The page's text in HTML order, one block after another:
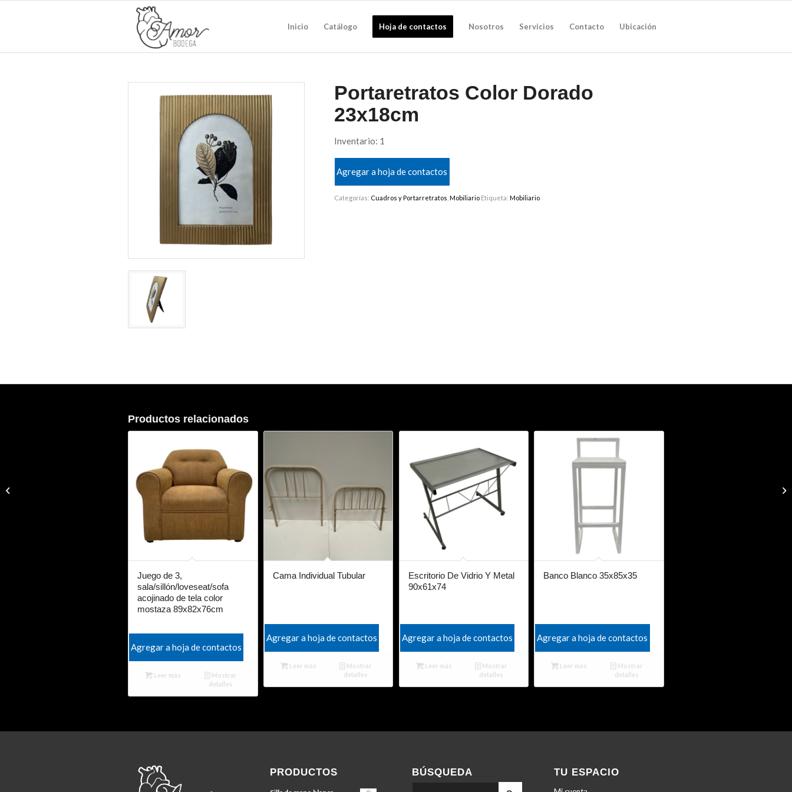
Inicio Catálogo Hoja de contactos Nosotros Servicios Contacto Ubicación
Portaretratos Color Dorado
23x18cm
Inventario: 1
Agregar a hoja de contactos
Categorías: Cuadros y Portarretratos ,Mobiliario Etiqueta:Mobiliario
Productos relacionados
Juego de 3,
sala/sillón/loveseat/sofa
acojinado de tela color
mostaza 89x82x76cm
Agregar a hoja de contactos
Leer más
Mostrar
detalles
Cama Individual Tubular
Agregar a hoja de contactos
Leer más
Mostrar
detalles
Escritorio De Vidrio Y Metal
90x61x74
Agregar a hoja de contactos
Leer más
Mostrar
detalles
Banco Blanco 35x85x35
Agregar a hoja de contactos
Leer más
Mostrar
detalles
PRODUCTOS BÚSQUEDA TU ESPACIO